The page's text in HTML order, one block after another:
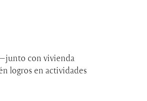
—junto con vivienda
logros en actividades